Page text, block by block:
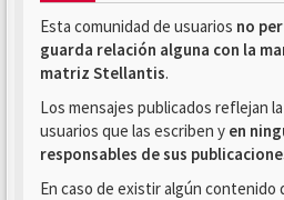
Esta comunidad de usuarios no
guarda relación alguna con la
matriz Stellantis.
Los mensajes publicados reflejan
usuarios que las escriben y en
responsables de sus
En caso de existir algún contenido